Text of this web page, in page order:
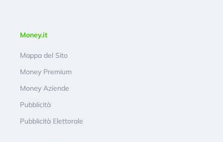
Money.it
Mappa del Sito
Money Premium
Money Aziende
Pubblicità
Pubblicità Elettorale